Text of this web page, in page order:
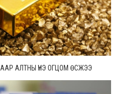
АЛТНЫ ҮНЭ ОГЦОМ ӨСЖЭЭ